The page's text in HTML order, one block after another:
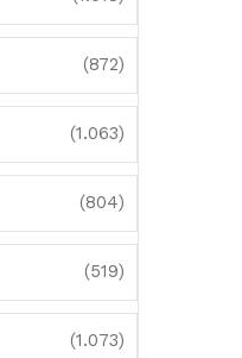
(872)
(1.063)
(804)
(519)
(1.073)